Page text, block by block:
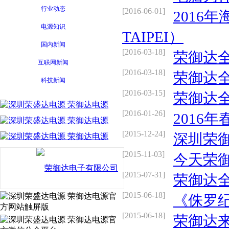
行业动态
电源知识
国内新闻
互联网新闻
科技新闻
[2016-06-01]
2016年
TAIPEI）
[2016-03-18] 荣御达
[2016-03-18] 荣御达
[2016-03-15] 荣御达
[2016-01-26] 2016年
[2015-12-24] 深圳荣
[2015-11-03] 今天荣
[2015-07-31] 荣御达
[2015-06-18] 《侏罗
[2015-06-18] 荣御达